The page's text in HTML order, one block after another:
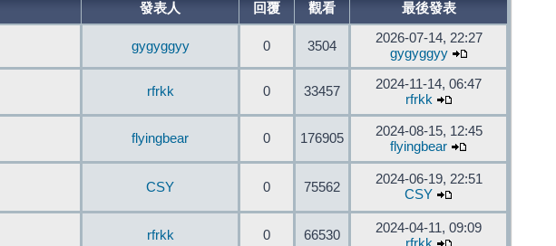
發表人 回覆 觀看 最後發表
gygyggyy 0 3504
2026-07-14, 22:27
gygyggyy
rfrkk 0 33457
2024-11-14, 06:47
rfrkk
flyingbear 0 176905
2024-08-15, 12:45
flyingbear
CSY 0 75562
2024-06-19, 22:51
CSY
rfrkk 0 66530
2024-04-11, 09:09